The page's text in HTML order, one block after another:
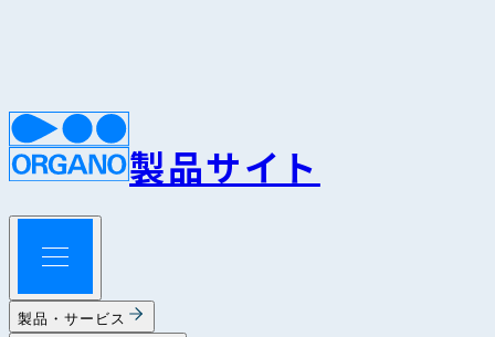
製品サイト
製品・サービス